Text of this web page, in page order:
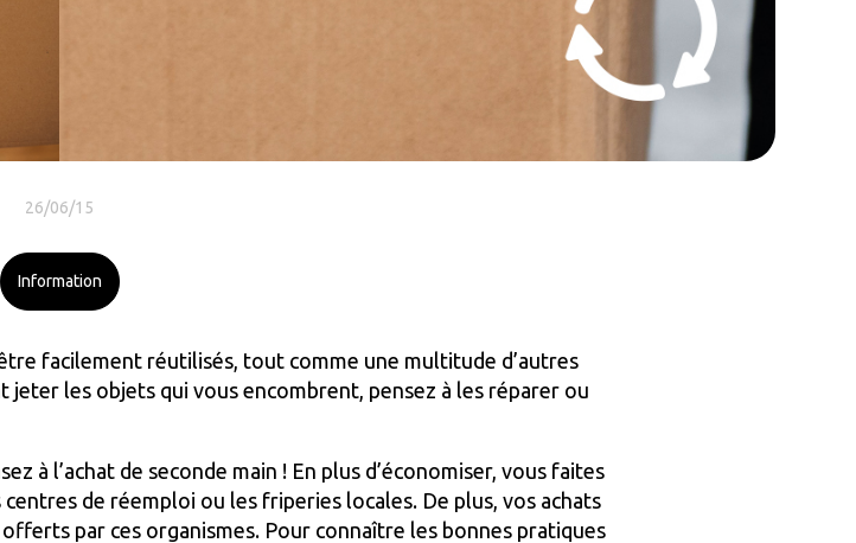
26/06/15
Information
facilement réutilisés, tout comme une multitude d’autres
jeter les objets qui vous encombrent, pensez à les réparer ou
à l’achat de seconde main ! En plus d’économiser, vous faites
de réemploi ou les friperies locales. De plus, vos achats
par ces organismes. Pour connaître les bonnes pratiques